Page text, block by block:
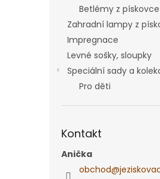
Betlémy z pískovce
Zahradní lampy z
Impregnace
Levné sošky, sloupky
Speciální sady a
Pro děti
Kontakt
Anička
obchod@